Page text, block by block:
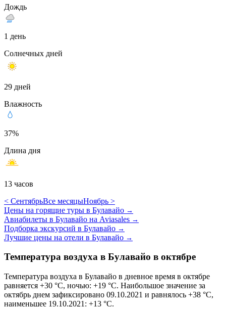
Дождь
1 день
Солнечных дней
29 дней
Влажность
37%
Длина дня
13 часов
< СентябрьВсе месяцыНоябрь >
Цены на горящие туры в Булавайо →
Авиабилеты в Булавайо на Aviasales →
Подборка экскурсий в Булавайо →
Лучшие цены на отели в Булавайо →
Температура воздуха в Булавайо в октябре
Температура воздуха в Булавайо в дневное время в октябре
равняется +30 °C, ночью: +19 °C. Наибольшое значение за
октябрь днем зафиксировано 09.10.2021 и равнялось +38 °C,
наименьшее 19.10.2021: +13 °C.